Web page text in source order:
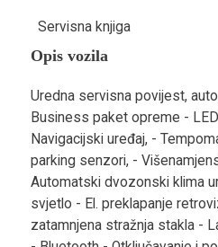
Servisna knjiga
Opis vozila
Uredna servisna povijest,
Business paket opreme -
Navigacijski uređaj, -
parking senzori, -
Automatski dvozonski klima
svjetlo - El. preklapanje
zatamnjena stražnja stakla -